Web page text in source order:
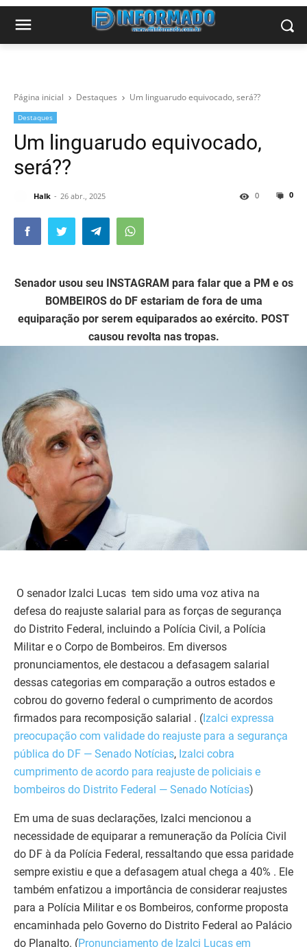
Página inicial Destaques Um linguarudo equivocado, será??
Destaques
Um linguarudo equivocado,
será??
Halk 26 abr., 2025 0
0
Senador usou seu INSTAGRAM para falar que a PM e os
BOMBEIROS do DF estariam de fora de uma
equiparação por serem equiparados ao exército. POST
causou revolta nas tropas.
O senador Izalci Lucas tem sido uma voz ativa na
defesa do reajuste salarial para as forças de segurança
do Distrito Federal, incluindo a Polícia Civil, a Polícia
Militar e o Corpo de Bombeiros. Em diversos
pronunciamentos, ele destacou a defasagem salarial
dessas categorias em comparação a outros estados e
cobrou do governo federal o cumprimento de acordos
firmados para recomposição salarial . ( Izalci expressa
preocupação com validade do reajuste para a segurança
pública do DF — Senado Notícias, Izalci cobra
cumprimento de acordo para reajuste de policiais e
bombeiros do Distrito Federal — Senado Notícias)
Em uma de suas declarações, Izalci mencionou a
necessidade de equiparar a remuneração da Polícia Civil
do DF à da Polícia Federal, ressaltando que essa paridade
sempre existiu e que a defasagem atual chega a 40% . Ele
também enfatizou a importância de considerar reajustes
para a Polícia Militar e os Bombeiros, conforme proposta
encaminhada pelo Governo do Distrito Federal ao Palácio
do Planalto. (Pronunciamento de Izalci Lucas em